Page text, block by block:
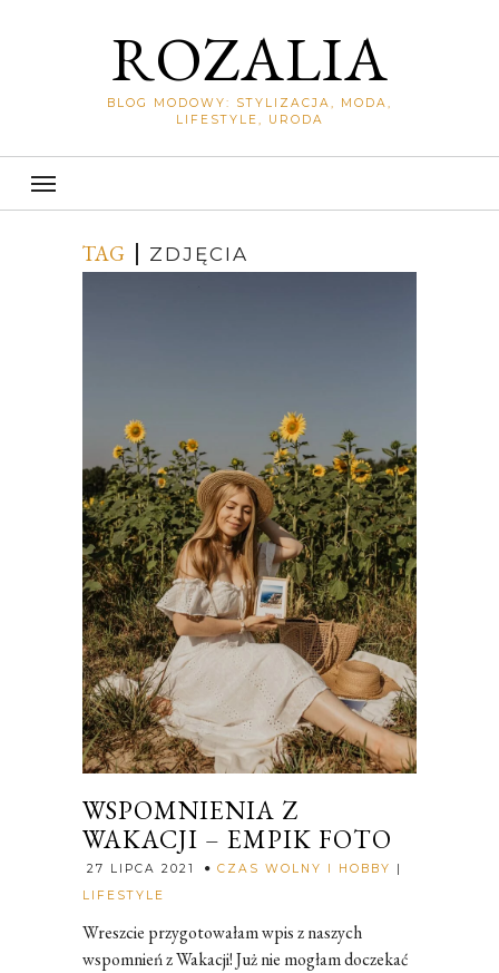
ROZALIA
BLOG MODOWY: STYLIZACJA, MODA,
LIFESTYLE, URODA
TAG ZDJĘCIA
WSPOMNIENIA Z
WAKACJI – EMPIK FOTO
27 LIPCA 2021 CZAS WOLNY I HOBBY
|
LIFESTYLE
Wreszcie przygotowałam wpis z naszych
wspomnień z Wakacji! Już nie mogłam doczekać